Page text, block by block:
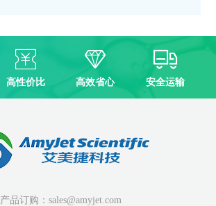
高性价比 高效省心 安全运输
产品订购：sales@amyjet.com